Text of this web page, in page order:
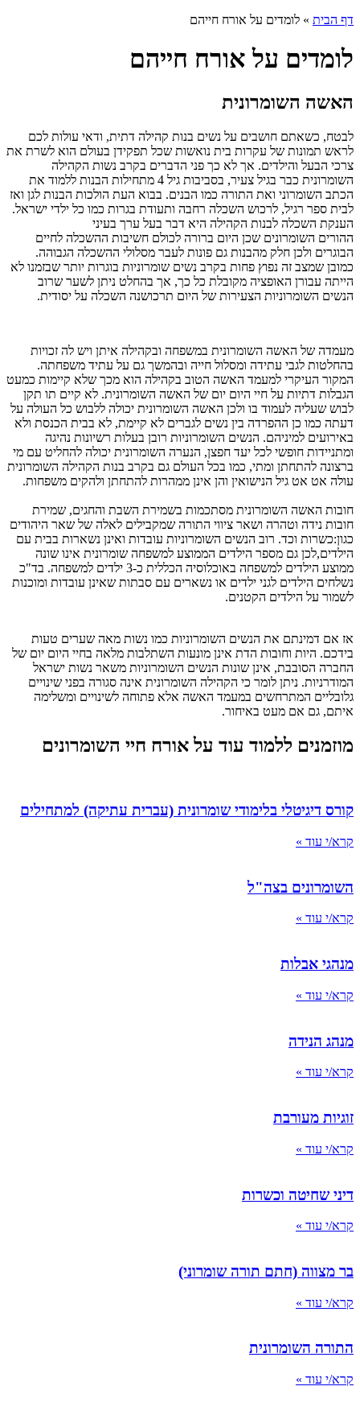
דף הבית » לומדים על אורח חייהם
לומדים על אורח חייהם
האשה השומרונית
לבטח, כשאתם חושבים על נשים בנות קהילה דתית, ודאי עולות לכם
לראש תמונות של עקרות בית נואשות שכל תפקידן בעולם הוא לשרת את
צרכי הבעל והילדים. אך לא כך פני הדברים בקרב נשות הקהילה
השומרונית כבר בגיל צעיר, בסביבות גיל 4 מתחילות הבנות ללמוד את
הכתב השומרוני ואת התורה כמו הבנים. בבוא העת הולכות הבנות לגן ואז
לבית ספר רגיל, לרכוש השכלה רחבה ותעודת בגרות כמו כל ילדי ישראל.
הענקת השכלה לבנות הקהילה היא דבר בעל ערך בעיני
ההורים השומרונים שכן היום ברורה לכולם חשיבות ההשכלה לחיים
הבוגרים ולכן חלק מהבנות גם פונות לעבר מסלולי ההשכלה הגבוהה.
כמובן שמצב זה נפוץ פחות בקרב נשים שומרוניות בוגרות יותר שבזמנו לא
הייתה עבורן האופציה מקובלת כל כך, אך בהחלט ניתן לשער שרוב
הנשים השומרוניות הצעירות של היום תרכושנה השכלה על יסודית.
מעמדה של האשה השומרונית במשפחה ובקהילה איתן ויש לה זכויות
בהחלטות לגבי עתידה ומסלול חייה ובהמשך גם על עתיד משפחתה.
המקור העיקרי למעמד האשה הטוב בקהילה הוא מכך שלא קיימות כמעט
הגבלות דתיות על חיי היום יום של האשה השומרונית. לא קיים תו תקן
לבוש שעליה לעמוד בו ולכן האשה השומרונית יכולה ללבוש כל העולה על
דעתה כמו כן ההפרדה בין נשים לגברים לא קיימת, לא בבית הכנסת ולא
באירועים למיניהם. הנשים השומרוניות רובן בעלות רשיונות נהיגה
ומתניידות חופשי לכל יעד חפצן, הנערה השומרונית יכולה להחליט עם מי
ברצונה להתחתן ומתי, כמו בכל העולם גם בקרב בנות הקהילה השומרונית
עולה אט אט גיל הנישואין והן אינן ממהרות להתחתן ולהקים משפחות.
חובות האשה השומרונית מסתכמות בשמירת השבת והחגים, שמירת
חובות נידה וטהרה ושאר ציווי התורה שמקבילים לאלה של שאר היהודים
כגון:כשרות וכד. רוב הנשים השומרוניות עובדות ואינן נשארות בבית עם
הילדים,לכן גם מספר הילדים הממוצע למשפחה שומרונית אינו שונה
ממוצע הילדים למשפחה באוכלוסיה הכללית כ-3 ילדים למשפחה. בד"כ
נשלחים הילדים לגני ילדים או נשארים עם סבתות שאינן עובדות ומוכנות
לשמור על הילדים הקטנים.
אז אם דמינתם את הנשים השומרוניות כמו נשות מאה שערים טעות
בידכם. היות וחובות הדת אינן מונעות השתלבות מלאה בחיי היום יום של
החברה הסובבת, אינן שונות הנשים השומרוניות משאר נשות ישראל
המודרניות. ניתן לומר כי הקהילה השומרונית אינה סגורה בפני שינויים
גלובליים המתרחשים במעמד האשה אלא פתוחה לשינויים ומשלימה
איתם, גם אם מעט באיחור.
מוזמנים ללמוד עוד על אורח חיי השומרונים
קורס דיגיטלי בלימודי שומרונית (עברית עתיקה) למתחילים
קרא/י עוד »
השומרונים בצה"ל
קרא/י עוד »
מנהגי אבלות
קרא/י עוד »
מנהג הנידה
קרא/י עוד »
זוגיות מעורבת
קרא/י עוד »
דיני שחיטה וכשרות
קרא/י עוד »
בר מצווה (חתם תורה שומרוני)
קרא/י עוד »
התורה השומרונית
קרא/י עוד »